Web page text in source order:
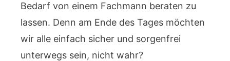
Bedarf von einem Fachmann beraten zu
lassen. Denn am Ende des Tages möchten
wir alle einfach sicher und sorgenfrei
unterwegs sein, nicht wahr?